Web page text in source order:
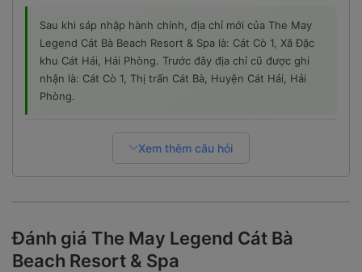
Sau khi sáp nhập hành chính, địa chỉ mới của The May
Legend Cát Bà Beach Resort & Spa là: Cát Cò 1, Xã Đặc
khu Cát Hải, Hải Phòng. Trước đây địa chỉ cũ được ghi
nhận là: Cát Cò 1, Thị trấn Cát Bà, Huyện Cát Hải, Hải
Phòng.
Xem thêm câu hỏi
Đánh giá The May Legend Cát Bà
Beach Resort & Spa